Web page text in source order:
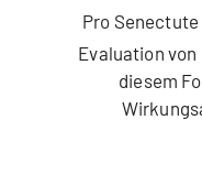
Pro
Evaluation von
diesem